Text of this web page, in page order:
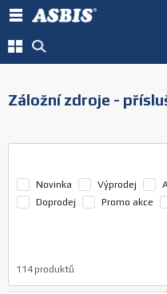
Záložní zdroje -
Novinka Výprodej
Doprodej
Promo akce
114 produktů